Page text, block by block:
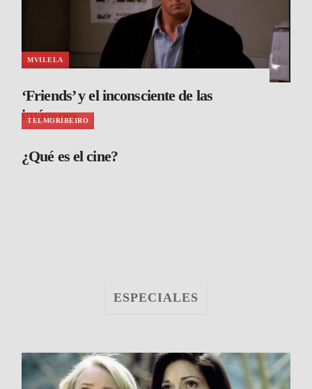
MVILELA
‘Friends’ y el inconsciente de las
imágenes
TELMORIBEIRO
¿Qué es el cine?
ESPECIALES